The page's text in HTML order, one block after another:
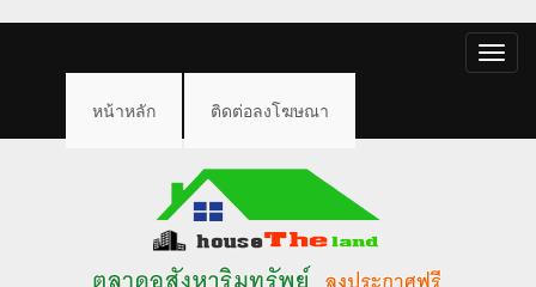
Toggle
หน้าหลัก ติดต่อลงโฆษณา